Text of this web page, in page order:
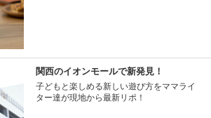
関西のイオンモールで新発見！
子どもと楽しめる新しい遊び方をママライ
ター達が現地から最新リポ！